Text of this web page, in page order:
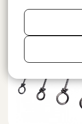
59 kr